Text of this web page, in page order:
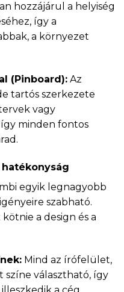
hozzájárul a helyiség
így a
a környezet
(Pinboard):Az
tartós szerkezete
vagy
minden fontos
egyik legnagyobb
szabható.
a design és a
Mind az írófelület,
választható, így
a cég